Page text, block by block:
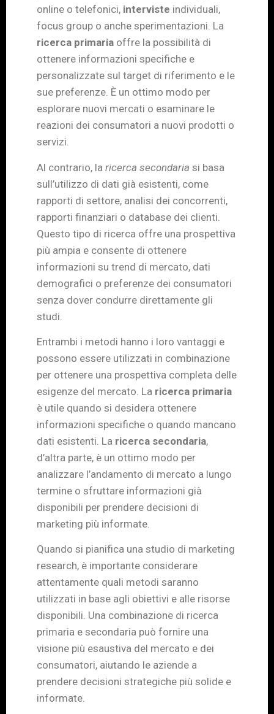
online o telefonici, interviste individuali,
focus group o anche sperimentazioni. La
ricerca primaria offre la possibilità di
ottenere informazioni specifiche e
personalizzate sul target di riferimento e le
sue preferenze. È un ottimo modo per
esplorare nuovi mercati o esaminare le
reazioni dei consumatori a nuovi prodotti o
servizi.
Al contrario, la ricerca secondaria si basa
sull’utilizzo di dati già esistenti, come
rapporti di settore, analisi dei concorrenti,
rapporti finanziari o database dei clienti.
Questo tipo di ricerca offre una prospettiva
più ampia e consente di ottenere
informazioni su trend di mercato, dati
demografici o preferenze dei consumatori
senza dover condurre direttamente gli
studi.
Entrambi i metodi hanno i loro vantaggi e
possono essere utilizzati in combinazione
per ottenere una prospettiva completa delle
esigenze del mercato. La ricerca primaria
è utile quando si desidera ottenere
informazioni specifiche o quando mancano
dati esistenti. La ricerca secondaria,
d’altra parte, è un ottimo modo per
analizzare l’andamento di mercato a lungo
termine o sfruttare informazioni già
disponibili per prendere decisioni di
marketing più informate.
Quando si pianifica una studio di marketing
research, è importante considerare
attentamente quali metodi saranno
utilizzati in base agli obiettivi e alle risorse
disponibili. Una combinazione di ricerca
primaria e secondaria può fornire una
visione più esaustiva del mercato e dei
consumatori, aiutando le aziende a
prendere decisioni strategiche più solide e
informate.